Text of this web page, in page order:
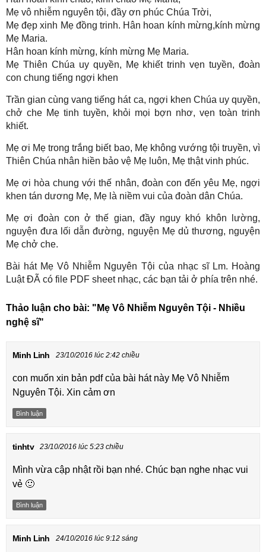
Mẹ vô nhiễm nguyên tội, đầy ơn phúc Chúa Trời,
Mẹ đẹp xinh Mẹ đồng trinh. Hân hoan kính mừng,kính mừng
Mẹ Maria.
Hân hoan kính mừng, kính mừng Mẹ Maria.
Mẹ Thiên Chúa uy quyền, Mẹ khiết trinh vẹn tuyền, đoàn
con chung tiếng ngợi khen
Trần gian cùng vang tiếng hát ca, ngợi khen Chúa uy quyền,
chở che Mẹ tinh tuyền, khỏi mọi bợn nhơ, vẹn toàn trinh
khiết.
Mẹ ơi Mẹ trong trắng biết bao, Mẹ không vướng tội truyền, vì
Thiên Chúa nhân hiền bảo vệ Mẹ luôn, Mẹ thật vinh phúc.
Mẹ ơi hòa chung với thế nhân, đoàn con đến yêu Mẹ, ngợi
khen tán dương Mẹ, Mẹ là niềm vui của đoàn dân Chúa.
Mẹ ơi đoàn con ở thế gian, đầy nguy khó khôn lường,
nguyện đưa lối dẫn đường, nguyện Mẹ dủ thương, nguyện
Mẹ chở che.
Bài hát Mẹ Vô Nhiễm Nguyên Tội của nhạc sĩ Lm. Hoàng
Luật ĐÃ có file PDF sheet nhạc, các bạn tải ở phía trên nhé.
Thảo luận cho bài: "Mẹ Vô Nhiễm Nguyên Tội - Nhiều
nghệ sĩ"
Minh Linh 23/10/2016 lúc 2:42 chiều
con muốn xin bản pdf của bài hát này Mẹ Vô Nhiễm
Nguyên Tội. Xin cảm ơn
Bình luận
tinhtv 23/10/2016 lúc 5:23 chiều
Mình vừa cập nhật rồi bạn nhé. Chúc bạn nghe nhạc vui
vẻ 🙂
Bình luận
Minh Linh 24/10/2016 lúc 9:12 sáng